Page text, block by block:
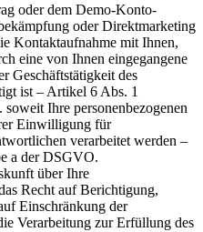
oder dem Demo-Konto-
oder Direktmarketing
Kontaktaufnahme mit Ihnen,
eine von Ihnen eingegangene
Geschäftstätigkeit des
ist – Artikel 6 Abs. 1
Ihre personenbezogenen
Einwilligung für
verarbeitet werden –
a der DSGVO.
über Ihre
Recht auf Berichtigung,
Einschränkung der
Verarbeitung zur Erfüllung des